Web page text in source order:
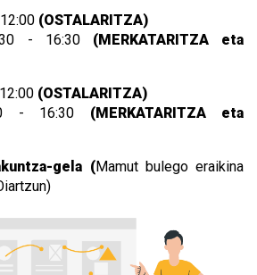
(OSTALARITZA)
- 16:30 (MERKATARITZA eta
(OSTALARITZA)
- 16:30 (MERKATARITZA eta
gela (Mamut bulego eraikina